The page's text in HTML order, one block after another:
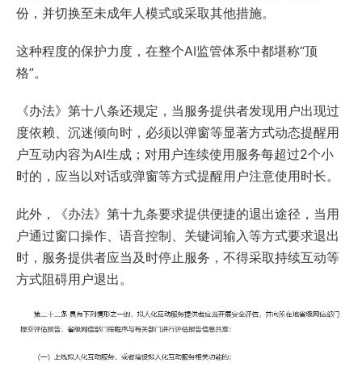
份，并切换至未成年人模式或采取其他措施。
这种程度的保护力度，在整个AI监管体系中都堪称“顶
格”。
《办法》第十八条还规定，当服务提供者发现用户出现过
度依赖、沉迷倾向时，必须以弹窗等显著方式动态提醒用
户互动内容为AI生成；对用户连续使用服务每超过2个小
时的，应当以对话或弹窗等方式提醒用户注意使用时长。
此外，《办法》第十九条要求提供便捷的退出途径，当用
户通过窗口操作、语音控制、关键词输入等方式要求退出
时，服务提供者应当及时停止服务，不得采取持续互动等
方式阻碍用户退出。